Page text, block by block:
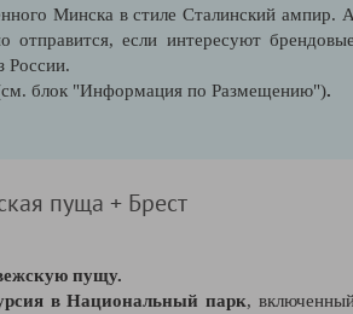
Минска в стиле Сталинский ампир.
если интересуют
России.
блок "Информация по Размещению").
пуща + Брест
пущу.
в Национальный парк,